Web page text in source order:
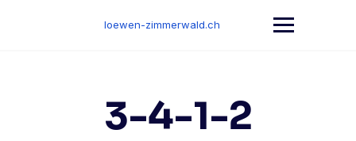
loewen-zimmerwald.ch
3-4-1-2